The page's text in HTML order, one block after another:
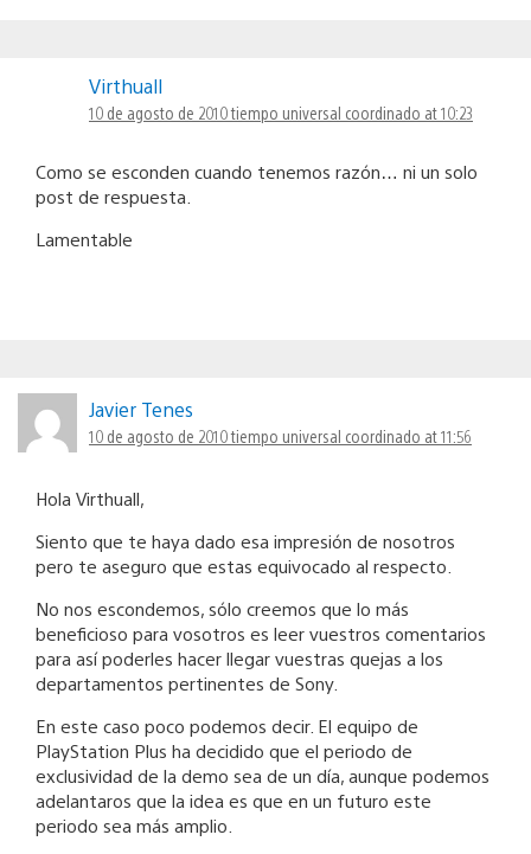
Virthuall
10 de agosto de 2010 tiempo universal coordinado at 10:23
Como se esconden cuando tenemos razón… ni un solo
post de respuesta.
Lamentable
Javier Tenes
10 de agosto de 2010 tiempo universal coordinado at 11:56
Hola Virthuall,
Siento que te haya dado esa impresión de nosotros
pero te aseguro que estas equivocado al respecto.
No nos escondemos, sólo creemos que lo más
beneficioso para vosotros es leer vuestros comentarios
para así poderles hacer llegar vuestras quejas a los
departamentos pertinentes de Sony.
En este caso poco podemos decir. El equipo de
PlayStation Plus ha decidido que el periodo de
exclusividad de la demo sea de un día, aunque podemos
adelantaros que la idea es que en un futuro este
periodo sea más amplio.